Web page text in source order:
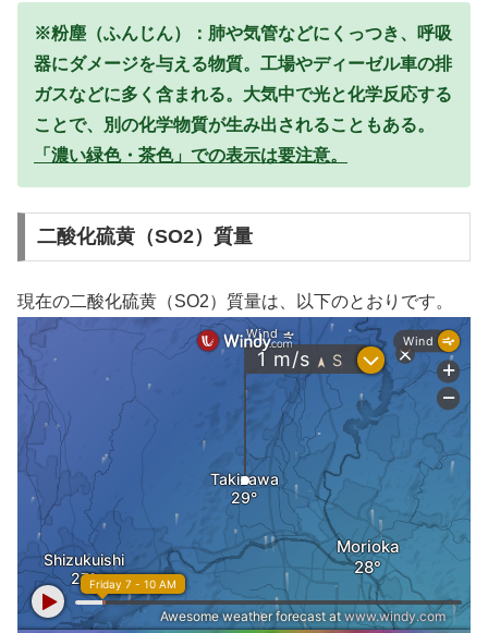
※粉塵（ふんじん）：肺や気管などにくっつき、呼吸
器にダメージを与える物質。工場やディーゼル車の排
ガスなどに多く含まれる。大気中で光と化学反応する
ことで、別の化学物質が生み出されることもある。
「濃い緑色・茶色」での表示は要注意。
二酸化硫黄（SO2）質量
現在の二酸化硫黄（SO2）質量は、以下のとおりです。